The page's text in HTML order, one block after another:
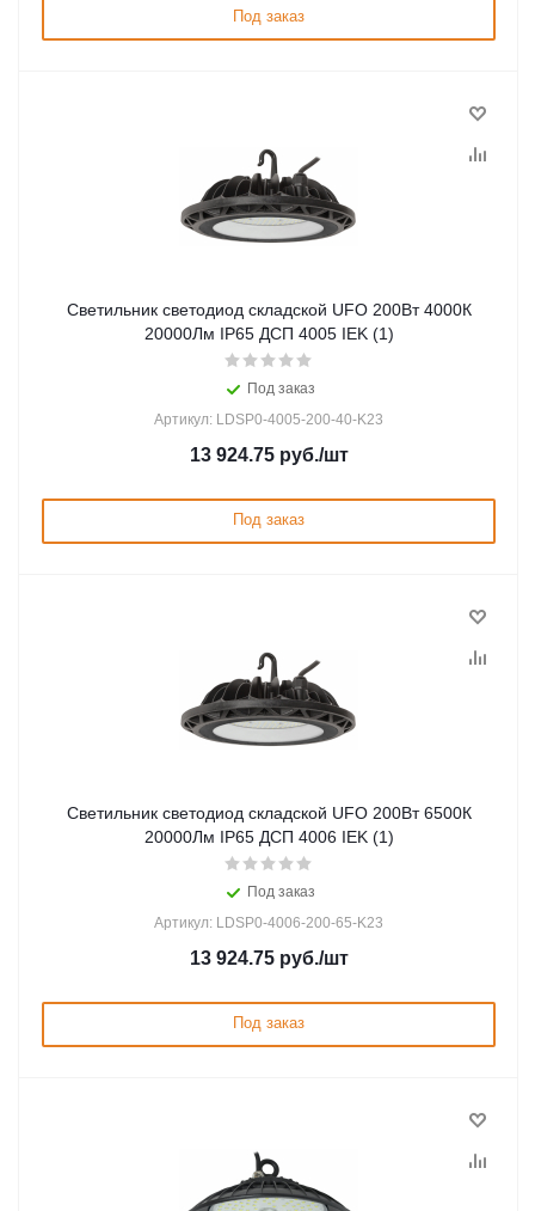
Под заказ
Светильник светодиод складской UFO 200Вт 4000К
20000Лм IP65 ДСП 4005 IEK (1)
Под заказ
Артикул: LDSP0-4005-200-40-K23
13 924.75руб./шт
Под заказ
Светильник светодиод складской UFO 200Вт 6500К
20000Лм IP65 ДСП 4006 IEK (1)
Под заказ
Артикул: LDSP0-4006-200-65-K23
13 924.75руб./шт
Под заказ